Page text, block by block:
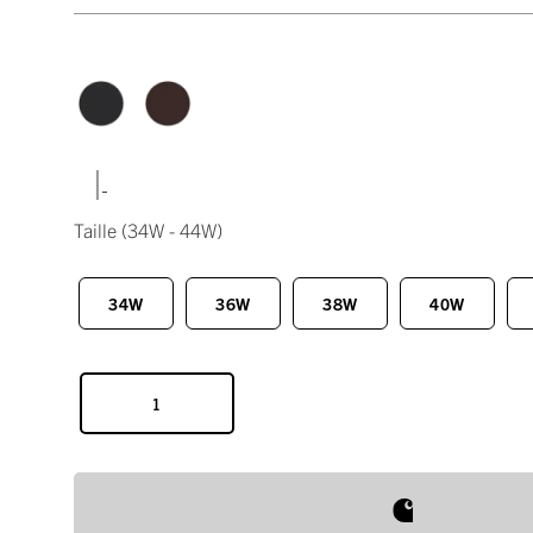
|
Taille (34W - 44W)
34W 36W 38W 40W